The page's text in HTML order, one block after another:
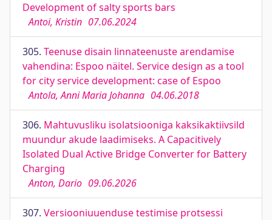
Development of salty sports bars
Antoi, Kristin 07.06.2024
305. Teenuse disain linnateenuste arendamise
vahendina: Espoo näitel. Service design as a tool
for city service development: case of Espoo
Antola, Anni Maria Johanna 04.06.2018
306. Mahtuvusliku isolatsiooniga kaksikaktiivsild
muundur akude laadimiseks. A Capacitively
Isolated Dual Active Bridge Converter for Battery
Charging
Anton, Dario 09.06.2026
307. Versiooniuuenduse testimise protsessi